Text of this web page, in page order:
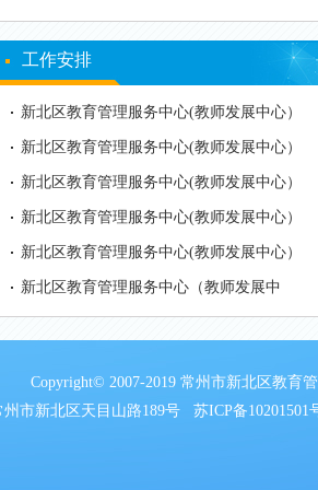
工作安排
新北区教育管理服务中心(教师发展中心）
2024-2025学年度…
新北区教育管理服务中心(教师发展中心）
2024-2025学年度…
新北区教育管理服务中心(教师发展中心）
2024-2025学年度…
新北区教育管理服务中心(教师发展中心）
2024-2025学年度…
新北区教育管理服务中心(教师发展中心）
2024-2025学年度…
新北区教育管理服务中心（教师发展中
心）2024-2025学年…
Copyright© 2007-2019 常州市新北区教育
州市新北区天目山路189号 苏ICP备10201501